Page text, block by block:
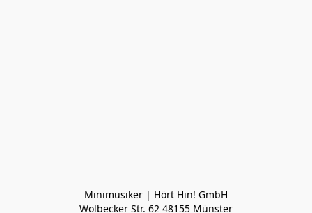
Minimusiker | Hört Hin! GmbH
Wolbecker Str. 62 48155 Münster